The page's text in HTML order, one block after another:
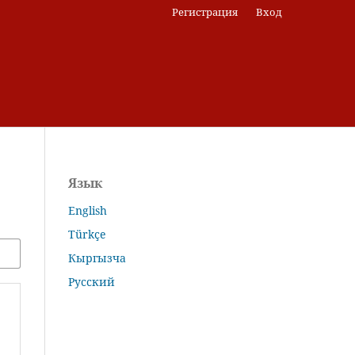
Регистрация Вход
Язык
English
Türkçe
Кыргызча
Русский